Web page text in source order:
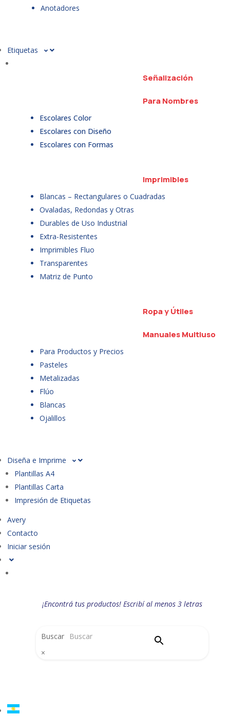
Anotadores
Etiquetas
Señalización
Para Nombres
Escolares Color
Escolares con Diseño
Escolares con Formas
Imprimibles
Blancas – Rectangulares o Cuadradas
Ovaladas, Redondas y Otras
Durables de Uso Industrial
Extra-Resistentes
Imprimibles Fluo
Transparentes
Matriz de Punto
Ropa y Útiles
Manuales Multiuso
Para Productos y Precios
Pasteles
Metalizadas
Flúo
Blancas
Ojalillos
Diseña e Imprime
Plantillas A4
Plantillas Carta
Impresión de Etiquetas
Avery
Contacto
Iniciar sesión
¡Encontrá tus productos! Escribí al menos 3 letras
Buscar
×